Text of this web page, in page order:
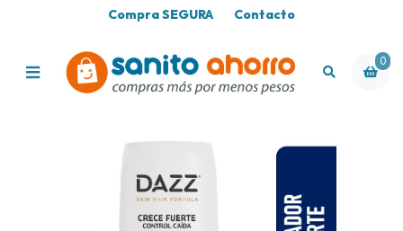
Compra SEGURA Contacto
0